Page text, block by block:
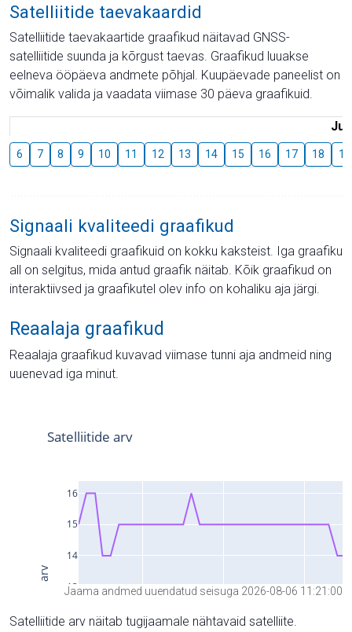
Satelliitide taevakaardid
Satelliitide taevakaartide graafikud näitavad GNSS-
satelliitide suunda ja kõrgust taevas. Graafikud luuakse
eelneva ööpäeva andmete põhjal. Kuupäevade paneelist on
võimalik valida ja vaadata viimase 30 päeva graafikuid.
6 7 8 9 10 11 12 13 14 15 16 17 18 19
Signaali kvaliteedi graafikud
Signaali kvaliteedi graafikuid on kokku kaksteist. Iga graafiku
all on selgitus, mida antud graafik näitab. Kõik graafikud on
interaktiivsed ja graafikutel olev info on kohaliku aja järgi.
Reaalaja graafikud
Reaalaja graafikud kuvavad viimase tunni aja andmeid ning
uuenevad iga minut.
Jaama andmed uuendatud seisuga 2026-08-06 11:21:00
Satelliitide arv näitab tugijaamale nähtavaid satelliite.